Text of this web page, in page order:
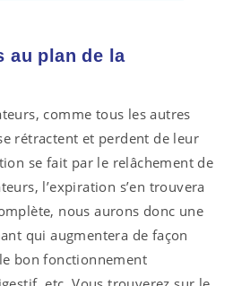
au plan de la
comme tous les autres
rétractent et perdent de leur
se fait par le relâchement de
l’expiration s’en trouvera
nous aurons donc une
qui augmentera de façon
bon fonctionnement